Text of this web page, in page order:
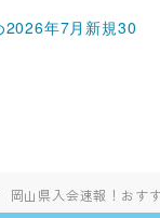
2026年7月新規30
岡山県入会速報！おす